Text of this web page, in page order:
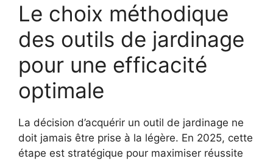
Le choix méthodique
des outils de jardinage
pour une efficacité
optimale
La décision d’acquérir un outil de jardinage ne
doit jamais être prise à la légère. En 2025, cette
étape est stratégique pour maximiser réussite